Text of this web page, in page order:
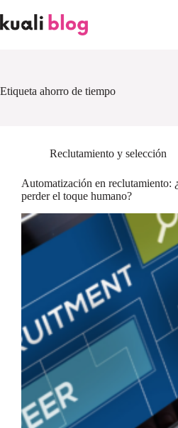
to
content
Etiqueta ahorro de tiempo
Reclutamiento y selección
Automatización en reclutamiento:
perder el toque humano?